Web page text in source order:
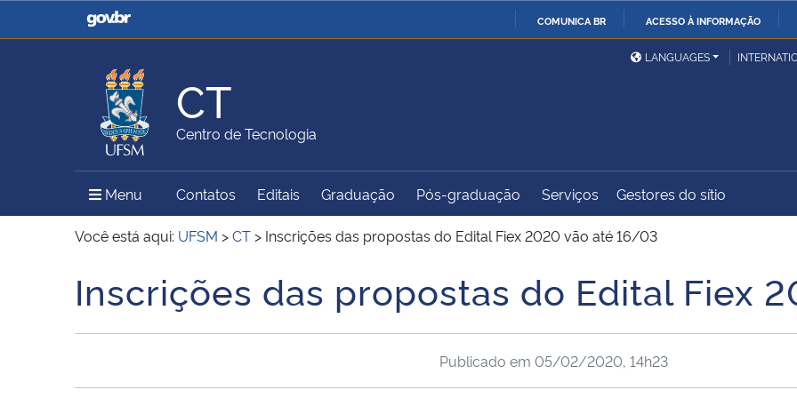
COMUNICA BR ACESSO À INFORMAÇÃO
Casa Civil
Ministério da Justiça e
Ministério da Defesa
Ministério das Relações
Exteriores
Ministério da Agricultura,
Pecuária e Abastecimento
Ministério do Meio Ambiente Ministério do Turismo
Ministério do
Desenvolvimento Regional
Controladoria-Geral da
União
Secretaria de Governo
Gabinete de Segurança
Advocacia-Geral da União Banco Central do Brasil
LANGUAGES
CT
Centro de Tecnologia
Menu Menu Principal do Sítio
Contatos Editais Graduação Pós-graduação Serviços Gestores do sítio
Você está aqui: UFSM >CT > Inscrições das propostas do Edital Fiex 2020 vão até 16/03
Início do conteúdo
Inscrições das propostas do Edital Fiex
Publicado em 05/02/2020, 14h23